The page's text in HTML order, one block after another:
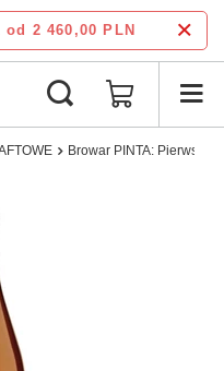
od 2 460,00 PLN
Browar PINTA: Pierwsza